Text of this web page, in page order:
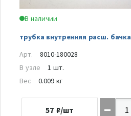
В наличии
трубка внутренняя расш. бачка
Арт.
8010-180028
В узле
1 шт.
Вес
0.009 кг
57 ₽/шт